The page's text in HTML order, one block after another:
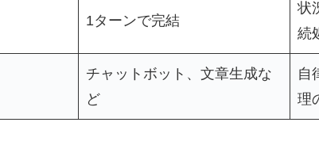
1ターンで完結
状
続
チャットボット、文章生成な
ど
自
理